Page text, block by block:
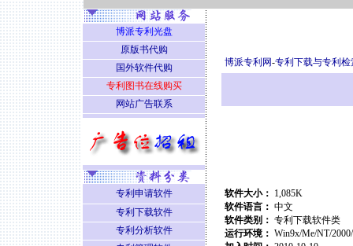
博派专利网-专利下载与专利检
软件大小： 1,085K
软件语言： 中文
软件类别： 专利下载软件类
运行环境： Win9x/Me/NT/
博派专利光盘
原版书代购
国外软件代购
专利图书在线购买
网站广告联系
专利申请软件
专利下载软件
专利分析软件